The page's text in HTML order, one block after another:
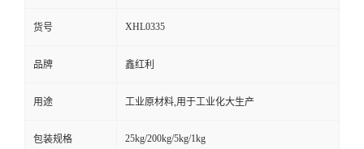
货号 XHL0335
品牌 鑫红利
用途 工业原材料,用于工业化大生产
包装规格 25kg/200kg/5kg/1kg